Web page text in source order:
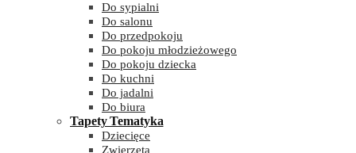
Do sypialni
Do salonu
Do przedpokoju
Do pokoju młodzieżowego
Do pokoju dziecka
Do kuchni
Do jadalni
Do biura
Tapety Tematyka
Dziecięce
Zwierzęta